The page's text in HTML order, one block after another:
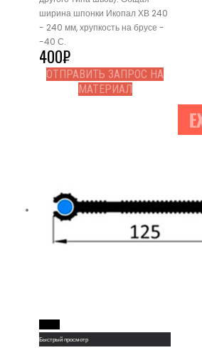
ширина шпонки Икопал ХВ 240
- 240 мм, хрупкость на брусе -
-40 С.
400₽
ОТПРАВИТЬ ЗАПРОС НА
МАТЕРИАЛ
Быстрый просмотр